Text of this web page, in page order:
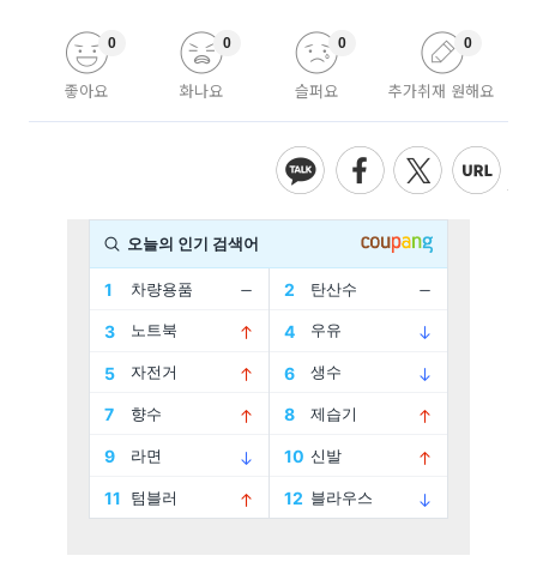
좋아요
0
화나요
0
슬퍼요
0
추가취재 원해요
0